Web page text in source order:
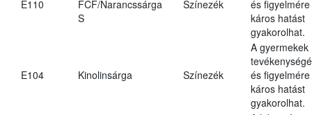
E110
FCF/Narancssárga
S
Színezék
és figyelmére
káros hatást
gyakorolhat.
E104 Kinolinsárga Színezék
A gyermekek
és figyelmére
káros hatást
gyakorolhat.